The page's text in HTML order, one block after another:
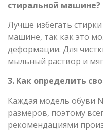
стиральной машине?
Лучше избегать
машине, так как это
деформации. Для
мыльный раствор и
3. Как определить
Каждая модель обуви
размеров, поэтому
рекомендациями